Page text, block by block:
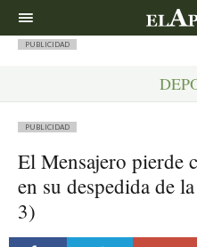
PUBLICIDAD
PUBLICIDAD
El Mensajero pierde
en su despedida de
3)